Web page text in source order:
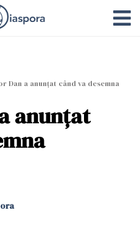
Dan a anunțat când va desemna
anunțat